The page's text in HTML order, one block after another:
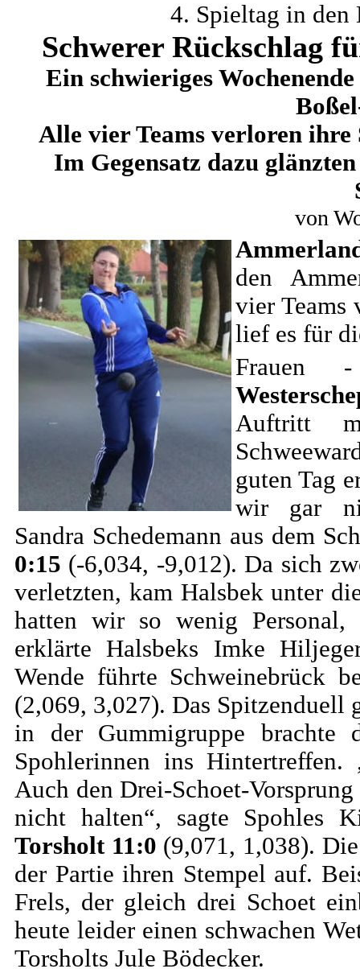
4. Spieltag in
Schwerer Rückschlag
Ein schwieriges
Alle vier Teams verloren ihre
Im Gegensatz dazu
von
den
vier Teams
lief es für
Auftritt
guten Tag
wir gar
Sandra Schedemann aus dem
0:15 (-6,034, -9,012). Da sich
verletzten, kam Halsbek unter
hatten wir so wenig Personal,
erklärte Halsbeks Imke
Wende führte
(2,069, 3,027). Das Spitzenduell
in der Gummigruppe brachte
Spohlerinnen ins
Auch den Drei-Schoet-
nicht halten“, sagte
Torsholt 11:0 (9,071, 1,038).
der Partie ihren Stempel auf.
Frels, der gleich drei Schoet
heute leider einen schwachen
Torsholts Jule Bödecker.